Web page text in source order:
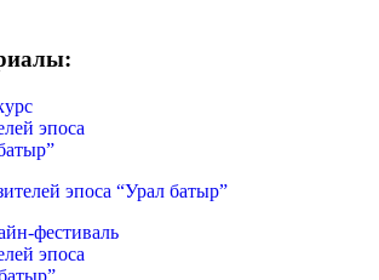
эпоса “Урал батыр”